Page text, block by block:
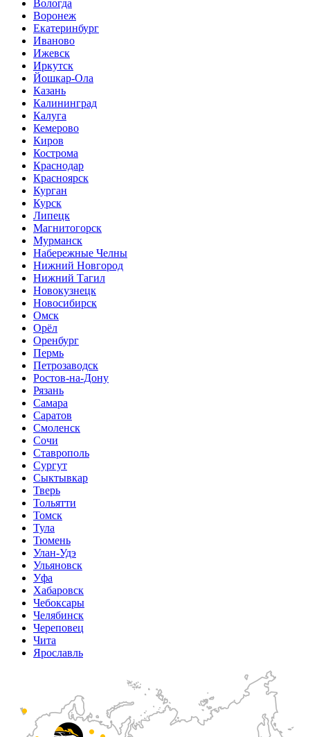
Вологда
Воронеж
Екатеринбург
Иваново
Ижевск
Иркутск
Йошкар-Ола
Казань
Калининград
Калуга
Кемерово
Киров
Кострома
Краснодар
Красноярск
Курган
Курск
Липецк
Магнитогорск
Мурманск
Набережные Челны
Нижний Новгород
Нижний Тагил
Новокузнецк
Новосибирск
Омск
Орёл
Оренбург
Пермь
Петрозаводск
Ростов-на-Дону
Рязань
Самара
Саратов
Смоленск
Сочи
Ставрополь
Сургут
Сыктывкар
Тверь
Тольятти
Томск
Тула
Тюмень
Улан-Удэ
Ульяновск
Уфа
Хабаровск
Чебоксары
Челябинск
Череповец
Чита
Ярославль